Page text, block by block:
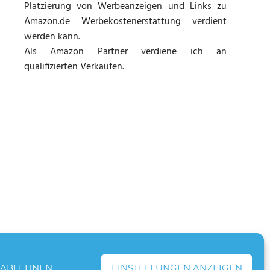
ABLEHNEN EINSTELLUNGEN ANZEIGEN
Platzierung von Werbeanzeigen und Links zu
Amazon.de Werbekostenerstattung verdient
werden kann.
Als Amazon Partner verdiene ich an
qualifizierten Verkäufen.